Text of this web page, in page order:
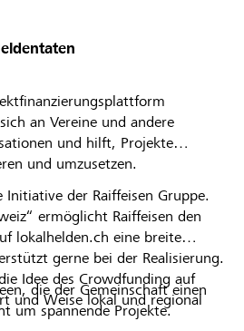
an Vereine und andere
und hilft, Projekte
und umzusetzen.
Initiative der Raiffeisen Gruppe.
ermöglicht Raiffeisen den
lokalhelden.ch eine breite
gerne bei der Realisierung.
Idee des Crowdfunding auf
und Weise lokal und regional
die der Gemeinschaft einen
um spannende Projekte.